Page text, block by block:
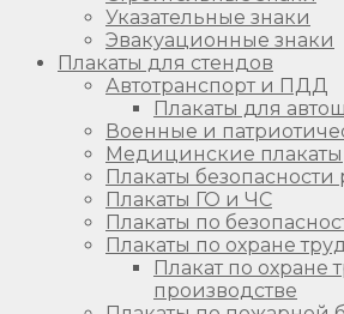
Указательные знаки
Эвакуационные знаки
Плакаты для стендов
Автотранспорт и ПДД
Плакаты для
Военные и
Медицинские плакаты
Плакаты безопасности
Плакаты ГО и ЧС
Плакаты по
Плакаты по охране
Плакат по охране
производстве